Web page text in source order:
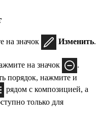
на значок Изменить.
на значок
.
порядок, нажмите и
рядом с композицией, а
только для